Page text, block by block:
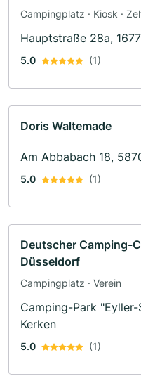
Campingplatz · Kiosk ·
Hauptstraße 28a,
5.0 (1)
Doris Waltemade
Am Abbabach 18,
5.0 (1)
Deutscher Camping-
Düsseldorf
Campingplatz · Verein
Camping-Park
Kerken
5.0 (1)